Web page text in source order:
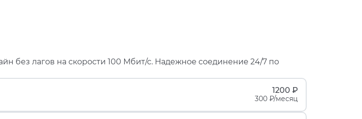
без лагов на скорости 100 Мбит/с. Надежное соединение 24/7 по
1200 ₽
300 ₽/месяц